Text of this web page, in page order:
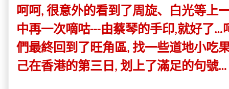
呵呵, 很意外的看到了周旋、白光等上
中再一次嘀咕---由蔡琴的手印,就好了…
們最終回到了旺角區, 找一些道地小吃
己在香港的第三日 , 划上了滿足的句號…